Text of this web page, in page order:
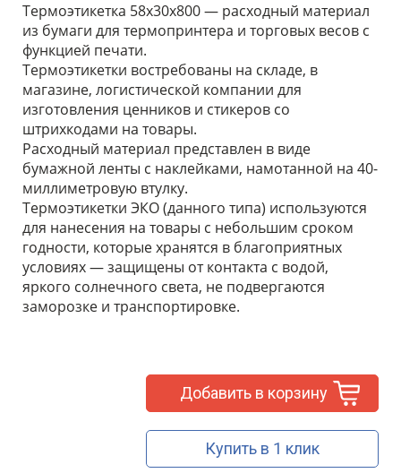
Термоэтикетка 58х30х800 — расходный материал
из бумаги для термопринтера и торговых весов с
функцией печати.
Термоэтикетки востребованы на складе, в
магазине, логистической компании для
изготовления ценников и стикеров со
штрихкодами на товары.
Расходный материал представлен в виде
бумажной ленты с наклейками, намотанной на 40-
миллиметровую втулку.
Термоэтикетки ЭКО (данного типа) используются
для нанесения на товары с небольшим сроком
годности, которые хранятся в благоприятных
условиях — защищены от контакта с водой,
яркого солнечного света, не подвергаются
заморозке и транспортировке.
Добавить в корзину
Купить в 1 клик